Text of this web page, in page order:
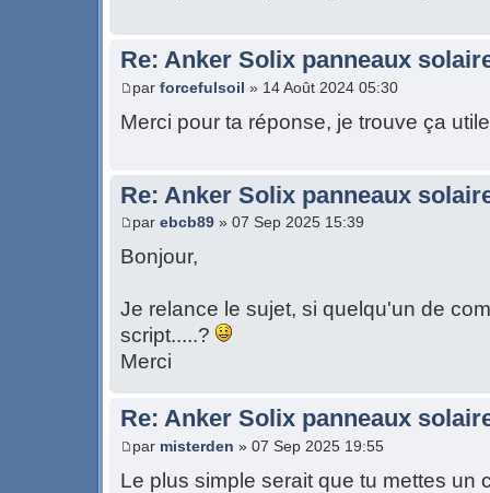
Re: Anker Solix panneaux
par forcefulsoil » 14 Août 2024 05:30
Merci pour ta réponse, je trouve ça
Re: Anker Solix panneaux
par ebcb89 » 07 Sep 2025 15:39
Bonjour,
Je relance le sujet, si quelqu'un de
script.....?
Merci
Re: Anker Solix panneaux
par misterden » 07 Sep 2025 19:55
Le plus simple serait que tu mettes un